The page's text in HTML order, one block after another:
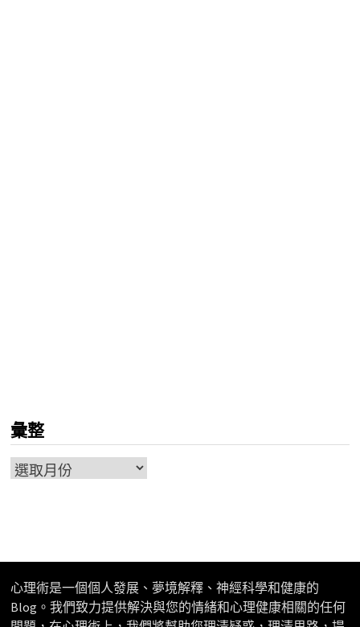
彙整
彙
心理術是一個個人發展、夢境解釋、神經科學和健康的
Blog。我們致力提供解決與您的情緒和心理健康相關的任何